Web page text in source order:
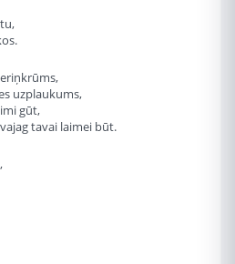
uzplaukums,
gūt,
tavai laimei būt.